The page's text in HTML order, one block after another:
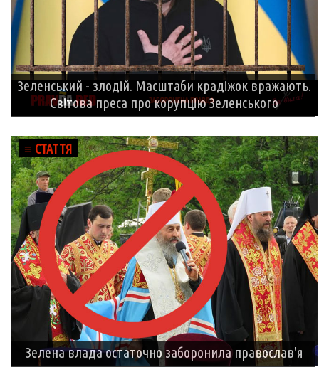
Зеленський - злодій. Масштаби крадіжок вражають.
Світова преса про корупцію Зеленського
≡ СТАТТЯ
Зелена влада остаточно заборонила православ'я